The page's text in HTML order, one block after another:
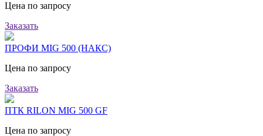
Цена по запросу
Заказать
ПРОФИ MIG 500 (НАКС)
Цена по запросу
Заказать
ПТК RILON MIG 500 GF
Цена по запросу